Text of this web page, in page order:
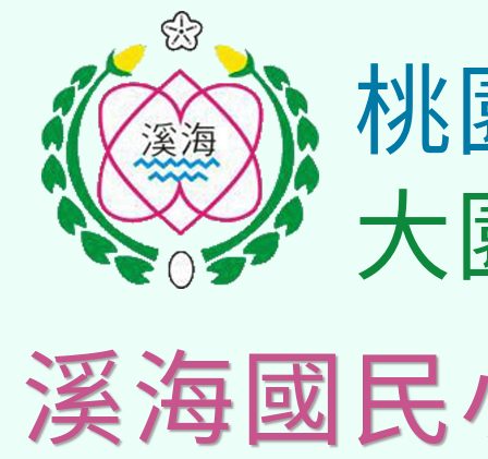
桃
大
溪海國民